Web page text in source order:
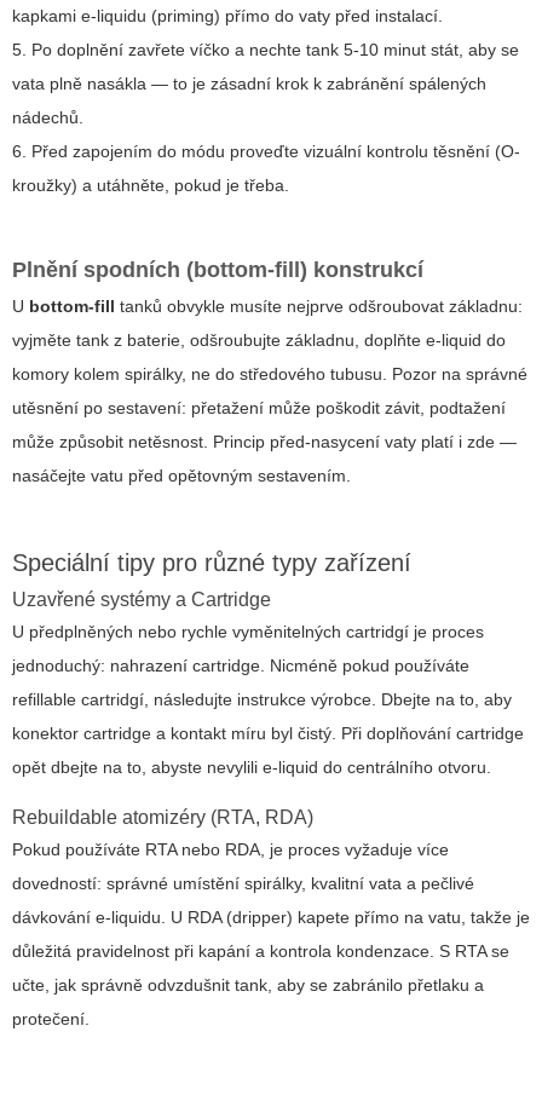
kapkami e-liquidu (priming) přímo do vaty před instalací.
5. Po doplnění zavřete víčko a nechte tank 5-10 minut stát, aby se
vata plně nasákla — to je zásadní krok k zabránění spálených
nádechů.
6. Před zapojením do módu proveďte vizuální kontrolu těsnění (O-
kroužky) a utáhněte, pokud je třeba.
Plnění spodních (bottom-fill) konstrukcí
U bottom-fill tanků obvykle musíte nejprve odšroubovat základnu:
vyjměte tank z baterie, odšroubujte základnu, doplňte e-liquid do
komory kolem spirálky, ne do středového tubusu. Pozor na správné
utěsnění po sestavení: přetažení může poškodit závit, podtažení
může způsobit netěsnost. Princip před-nasycení vaty platí i zde —
nasáčejte vatu před opětovným sestavením.
Speciální tipy pro různé typy zařízení
Uzavřené systémy a Cartridge
U předplněných nebo rychle vyměnitelných cartridgí je proces
jednoduchý: nahrazení cartridge. Nicméně pokud používáte
refillable cartridgí, následujte instrukce výrobce. Dbejte na to, aby
konektor cartridge a kontakt míru byl čistý. Při doplňování cartridge
opět dbejte na to, abyste nevylili e-liquid do centrálního otvoru.
Rebuildable atomizéry (RTA, RDA)
Pokud používáte RTA nebo RDA, je proces vyžaduje více
dovedností: správné umístění spirálky, kvalitní vata a pečlivé
dávkování e-liquidu. U RDA (dripper) kapete přímo na vatu, takže je
důležitá pravidelnost při kapání a kontrola kondenzace. S RTA se
učte, jak správně odvzdušnit tank, aby se zabránilo přetlaku a
protečení.